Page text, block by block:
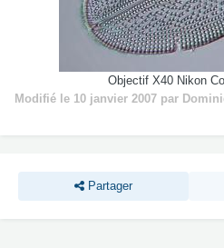
Objectif X40 Nikon
Modifié le 10 janvier 2007 par
Partager